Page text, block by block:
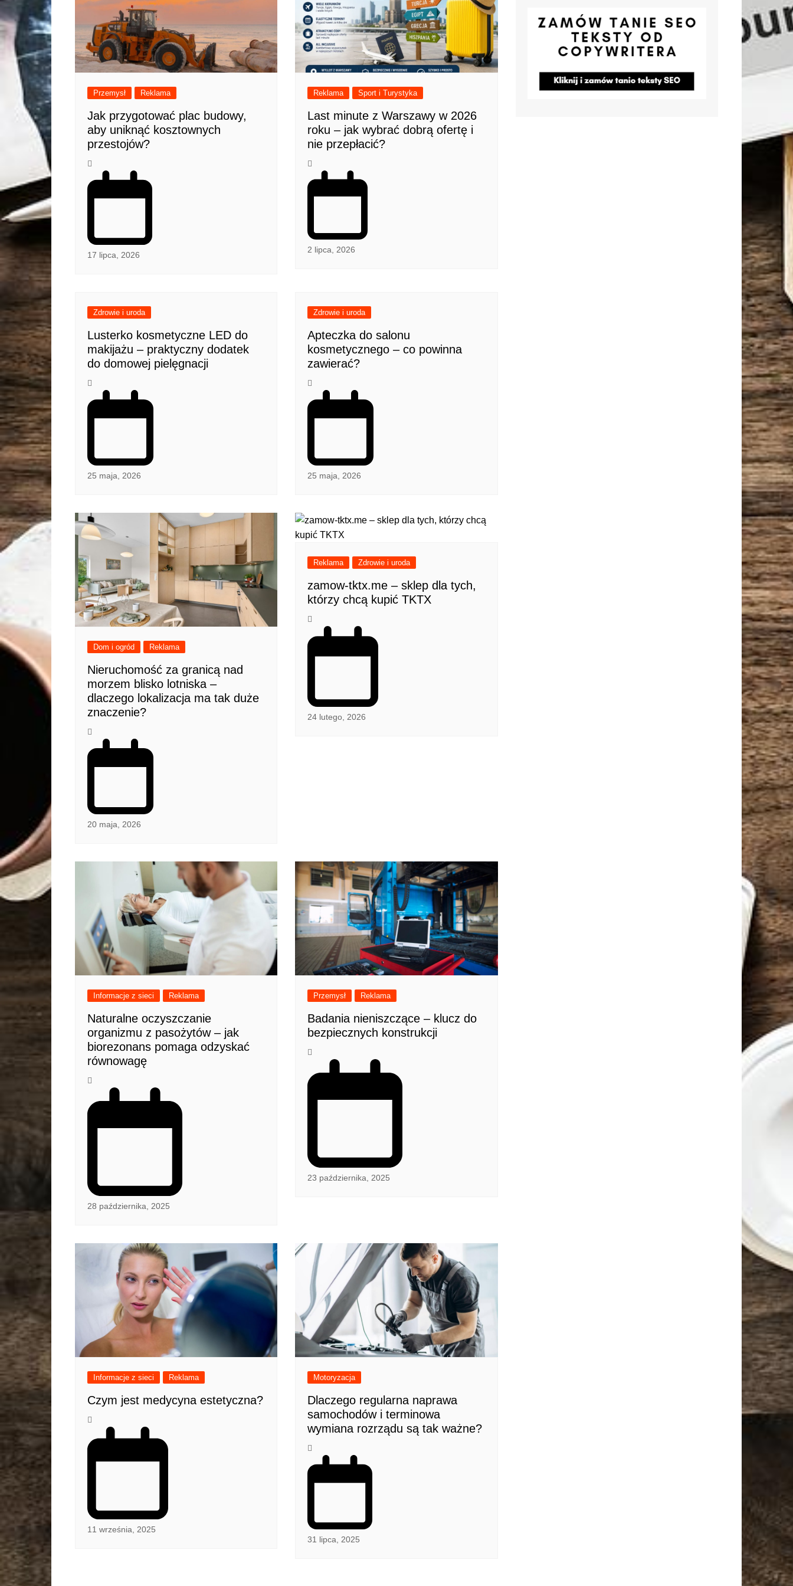
Przemysł Reklama
Jak przygotować plac budowy,
aby uniknąć kosztownych
przestojów?
17 lipca, 2026
Reklama Sport i Turystyka
Last minute z Warszawy w 2026
roku – jak wybrać dobrą ofertę i
nie przepłacić?
2 lipca, 2026
Zdrowie i uroda
Lusterko kosmetyczne LED do
makijażu – praktyczny dodatek
do domowej pielęgnacji
25 maja, 2026
Zdrowie i uroda
Apteczka do salonu
kosmetycznego – co powinna
zawierać?
25 maja, 2026
Dom i ogród Reklama
Nieruchomość za granicą nad
morzem blisko lotniska –
dlaczego lokalizacja ma tak duże
znaczenie?
20 maja, 2026
Reklama Zdrowie i uroda
zamow-tktx.me – sklep dla tych,
którzy chcą kupić TKTX
24 lutego, 2026
Informacje z sieci Reklama
Naturalne oczyszczanie
organizmu z pasożytów – jak
biorezonans pomaga odzyskać
równowagę
28 października, 2025
Przemysł Reklama
Badania nieniszczące – klucz do
bezpiecznych konstrukcji
23 października, 2025
Informacje z sieci Reklama
Czym jest medycyna estetyczna?
11 września, 2025
Motoryzacja
Dlaczego regularna naprawa
samochodów i terminowa
wymiana rozrządu są tak ważne?
31 lipca, 2025